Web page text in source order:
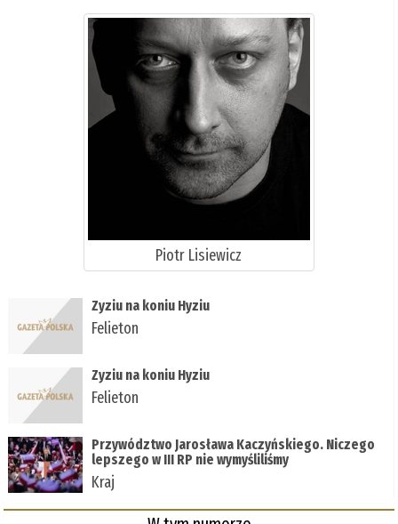
Piotr Lisiewicz
Zyziu na koniu Hyziu
Felieton
Zyziu na koniu Hyziu
Felieton
Przywództwo Jarosława Kaczyńskiego. Niczego
lepszego w III RP nie wymyśliliśmy
Kraj